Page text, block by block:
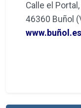
Calle el
46360 Buñol
www.buñol.es